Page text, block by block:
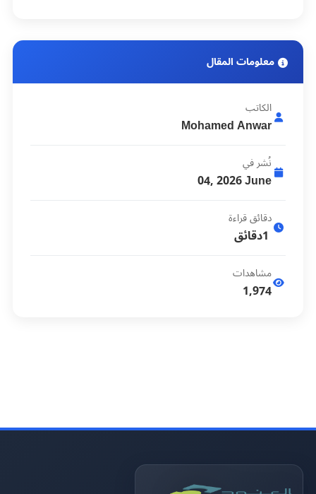
معلومات المقال
الكاتب
Mohamed Anwar
نُشر في
June
04, 2026
دقائق قراءة
1دقائق
مشاهدات
1,974